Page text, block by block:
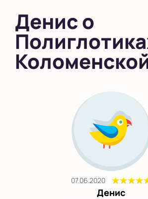
в Южном Бутово
во Внуково
на Беломорской
на Коломенской
в Московской
области
Показать на карте
Выбрать другой город
Денис о
07.06.2020
Денис